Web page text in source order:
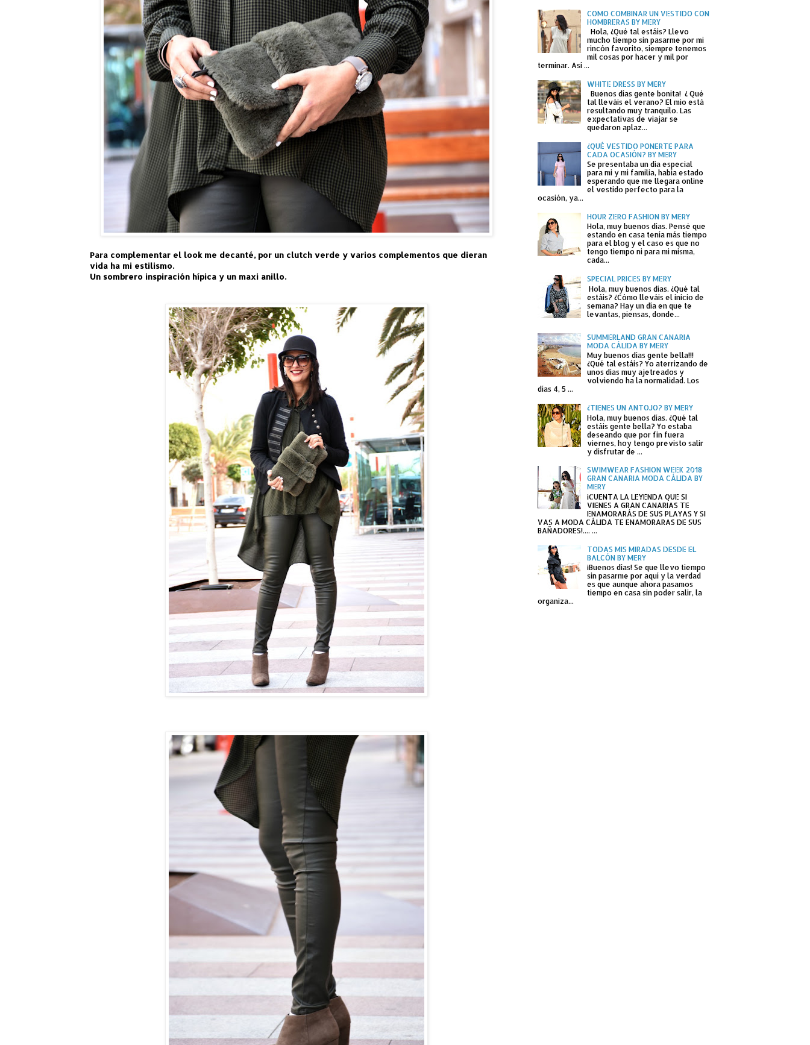
Para complementar el look me decanté, por un clutch verde y varios complementos que dieran
vida ha mi estilismo.
Un sombrero inspiración hípica y un maxi anillo.
COMO COMBINAR UN VESTIDO CON
HOMBRERAS BY MERY
Hola, ¿Qué tal estáis? Llevo
mucho tiempo sin pasarme por mi
rincón favorito, siempre tenemos
mil cosas por hacer y mil por
terminar. Así ...
WHITE DRESS BY MERY
Buenos días gente bonita! ¿ Qué
tal lleváis el verano? El mío está
resultando muy tranquilo. Las
expectativas de viajar se
quedaron aplaz...
¿QUÉ VESTIDO PONERTE PARA
CADA OCASIÓN? BY MERY
Se presentaba un día especial
para mi y mi familia, había estado
esperando que me llegara online
el vestido perfecto para la
ocasión, ya...
HOUR ZERO FASHION BY MERY
Hola, muy buenos días. Pensé que
estando en casa tenía más tiempo
para el blog y el caso es que no
tengo tiempo ni para mi misma,
cada...
SPECIAL PRICES BY MERY
Hola, muy buenos días. ¿Qué tal
estáis? ¿Cómo lleváis el inicio de
semana? Hay un día en que te
levantas, piensas, donde...
SUMMERLAND GRAN CANARIA
MODA CÁLIDA BY MERY
Muy buenos días gente bella!!!
¿Qué tal estáis? Yo aterrizando de
unos días muy ajetreados y
volviendo ha la normalidad. Los
días 4, 5 ...
¿TIENES UN ANTOJO? BY MERY
Hola, muy buenos días. ¿Qué tal
estáis gente bella? Yo estaba
deseando que por fin fuera
viernes, hoy tengo previsto salir
y disfrutar de ...
SWIMWEAR FASHION WEEK 2018
GRAN CANARIA MODA CÁLIDA BY
MERY
¡CUENTA LA LEYENDA QUE SI
VIENES A GRAN CANARIAS TE
ENAMORARÁS DE SUS PLAYAS Y SI
VAS A MODA CÁLIDA TE ENAMORARAS DE SUS
BAÑADORES!.... ...
TODAS MIS MIRADAS DESDE EL
BALCÓN BY MERY
¡Buenos días! Se que llevo tiempo
sin pasarme por aquí y la verdad
es que aunque ahora pasamos
tiempo en casa sin poder salir, la
organiza...